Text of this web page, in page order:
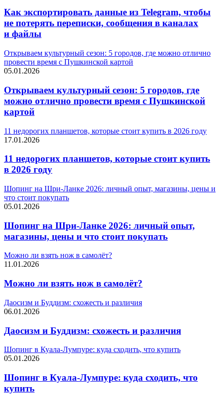
Как экспортировать данные из Telegram, чтобы
не потерять переписки, сообщения в каналах
и файлы
Открываем культурный сезон: 5 городов, где можно отлично
провести время с Пушкинской картой
05.01.2026
Открываем культурный сезон: 5 городов, где
можно отлично провести время с Пушкинской
картой
11 недорогих планшетов, которые стоит купить в 2026 году
17.01.2026
11 недорогих планшетов, которые стоит купить
в 2026 году
Шопинг на Шри-Ланке 2026: личный опыт, магазины, цены и
что стоит покупать
05.01.2026
Шопинг на Шри-Ланке 2026: личный опыт,
магазины, цены и что стоит покупать
Можно ли взять нож в самолёт?
11.01.2026
Можно ли взять нож в самолёт?
Даосизм и Буддизм: схожесть и различия
06.01.2026
Даосизм и Буддизм: схожесть и различия
Шопинг в Куала-Лумпуре: куда сходить, что купить
05.01.2026
Шопинг в Куала-Лумпуре: куда сходить, что
купить